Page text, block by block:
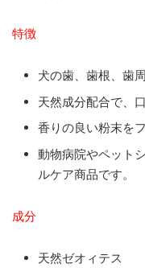
特徴
犬の歯、歯根、歯
天然成分配合で、
香りの良い粉末を
動物病院やペット
ルケア商品です。
成分
天然ゼオィテス